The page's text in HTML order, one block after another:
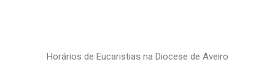
Horários de Eucaristias na Diocese de Aveiro